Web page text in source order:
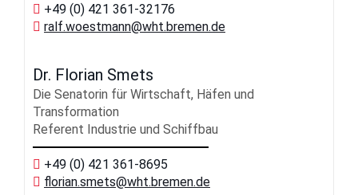
+49 (0) 421 361-32176
ralf.woestmann@wht.bremen.de
Dr. Florian Smets
Die Senatorin für Wirtschaft, Häfen und
Transformation
Referent Industrie und Schiffbau
+49 (0) 421 361-8695
florian.smets@wht.bremen.de